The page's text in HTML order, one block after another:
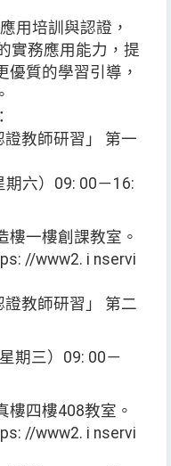
用培訓與認證，
實務應用能力，提
優質的學習引導，
證教師研習」 第一
六）09: 00－16:
樓一樓創課教室。
//www2. i nservi
證教師研習」 第二
期三）09: 00－
樓四樓408教室。
//www2. i nservi